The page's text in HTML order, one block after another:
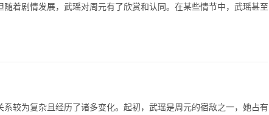
着剧情发展，武瑶对周元有了欣赏和认同。在某些情节中，武瑶甚至
较为复杂且经历了诸多变化。起初，武瑶是周元的宿敌之一，她占有